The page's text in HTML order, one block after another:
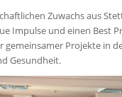
Zuwachs aus
Impulse und einen Best
gemeinsamer Projekte in
Gesundheit.